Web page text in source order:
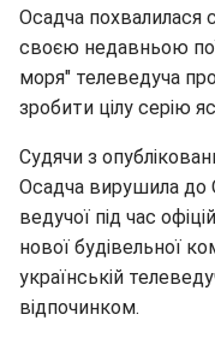
Осадча похвалилася
своєю недавньою
моря" телеведуча
зробити цілу серію
Судячи з
Осадча вирушила до
ведучої під час
нової будівельної
українській
відпочинком.